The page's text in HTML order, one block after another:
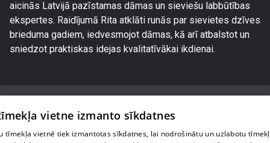
aicinās Latvijā pazīstamas dāmas un sieviešu labbūtības
ekspertes. Raidījumā Rita atklāti runās par sievietes dzīves
brieduma gadiem, iedvesmojot dāmas, kā arī atbalstot un
sniedzot praktiskas idejas kvalitatīvākai ikdienai.
vietne izmanto sīkdatnes
tīmekļa vietnē tiek izmantotas sīkdatnes, lai nodrošinātu un uzlabotu